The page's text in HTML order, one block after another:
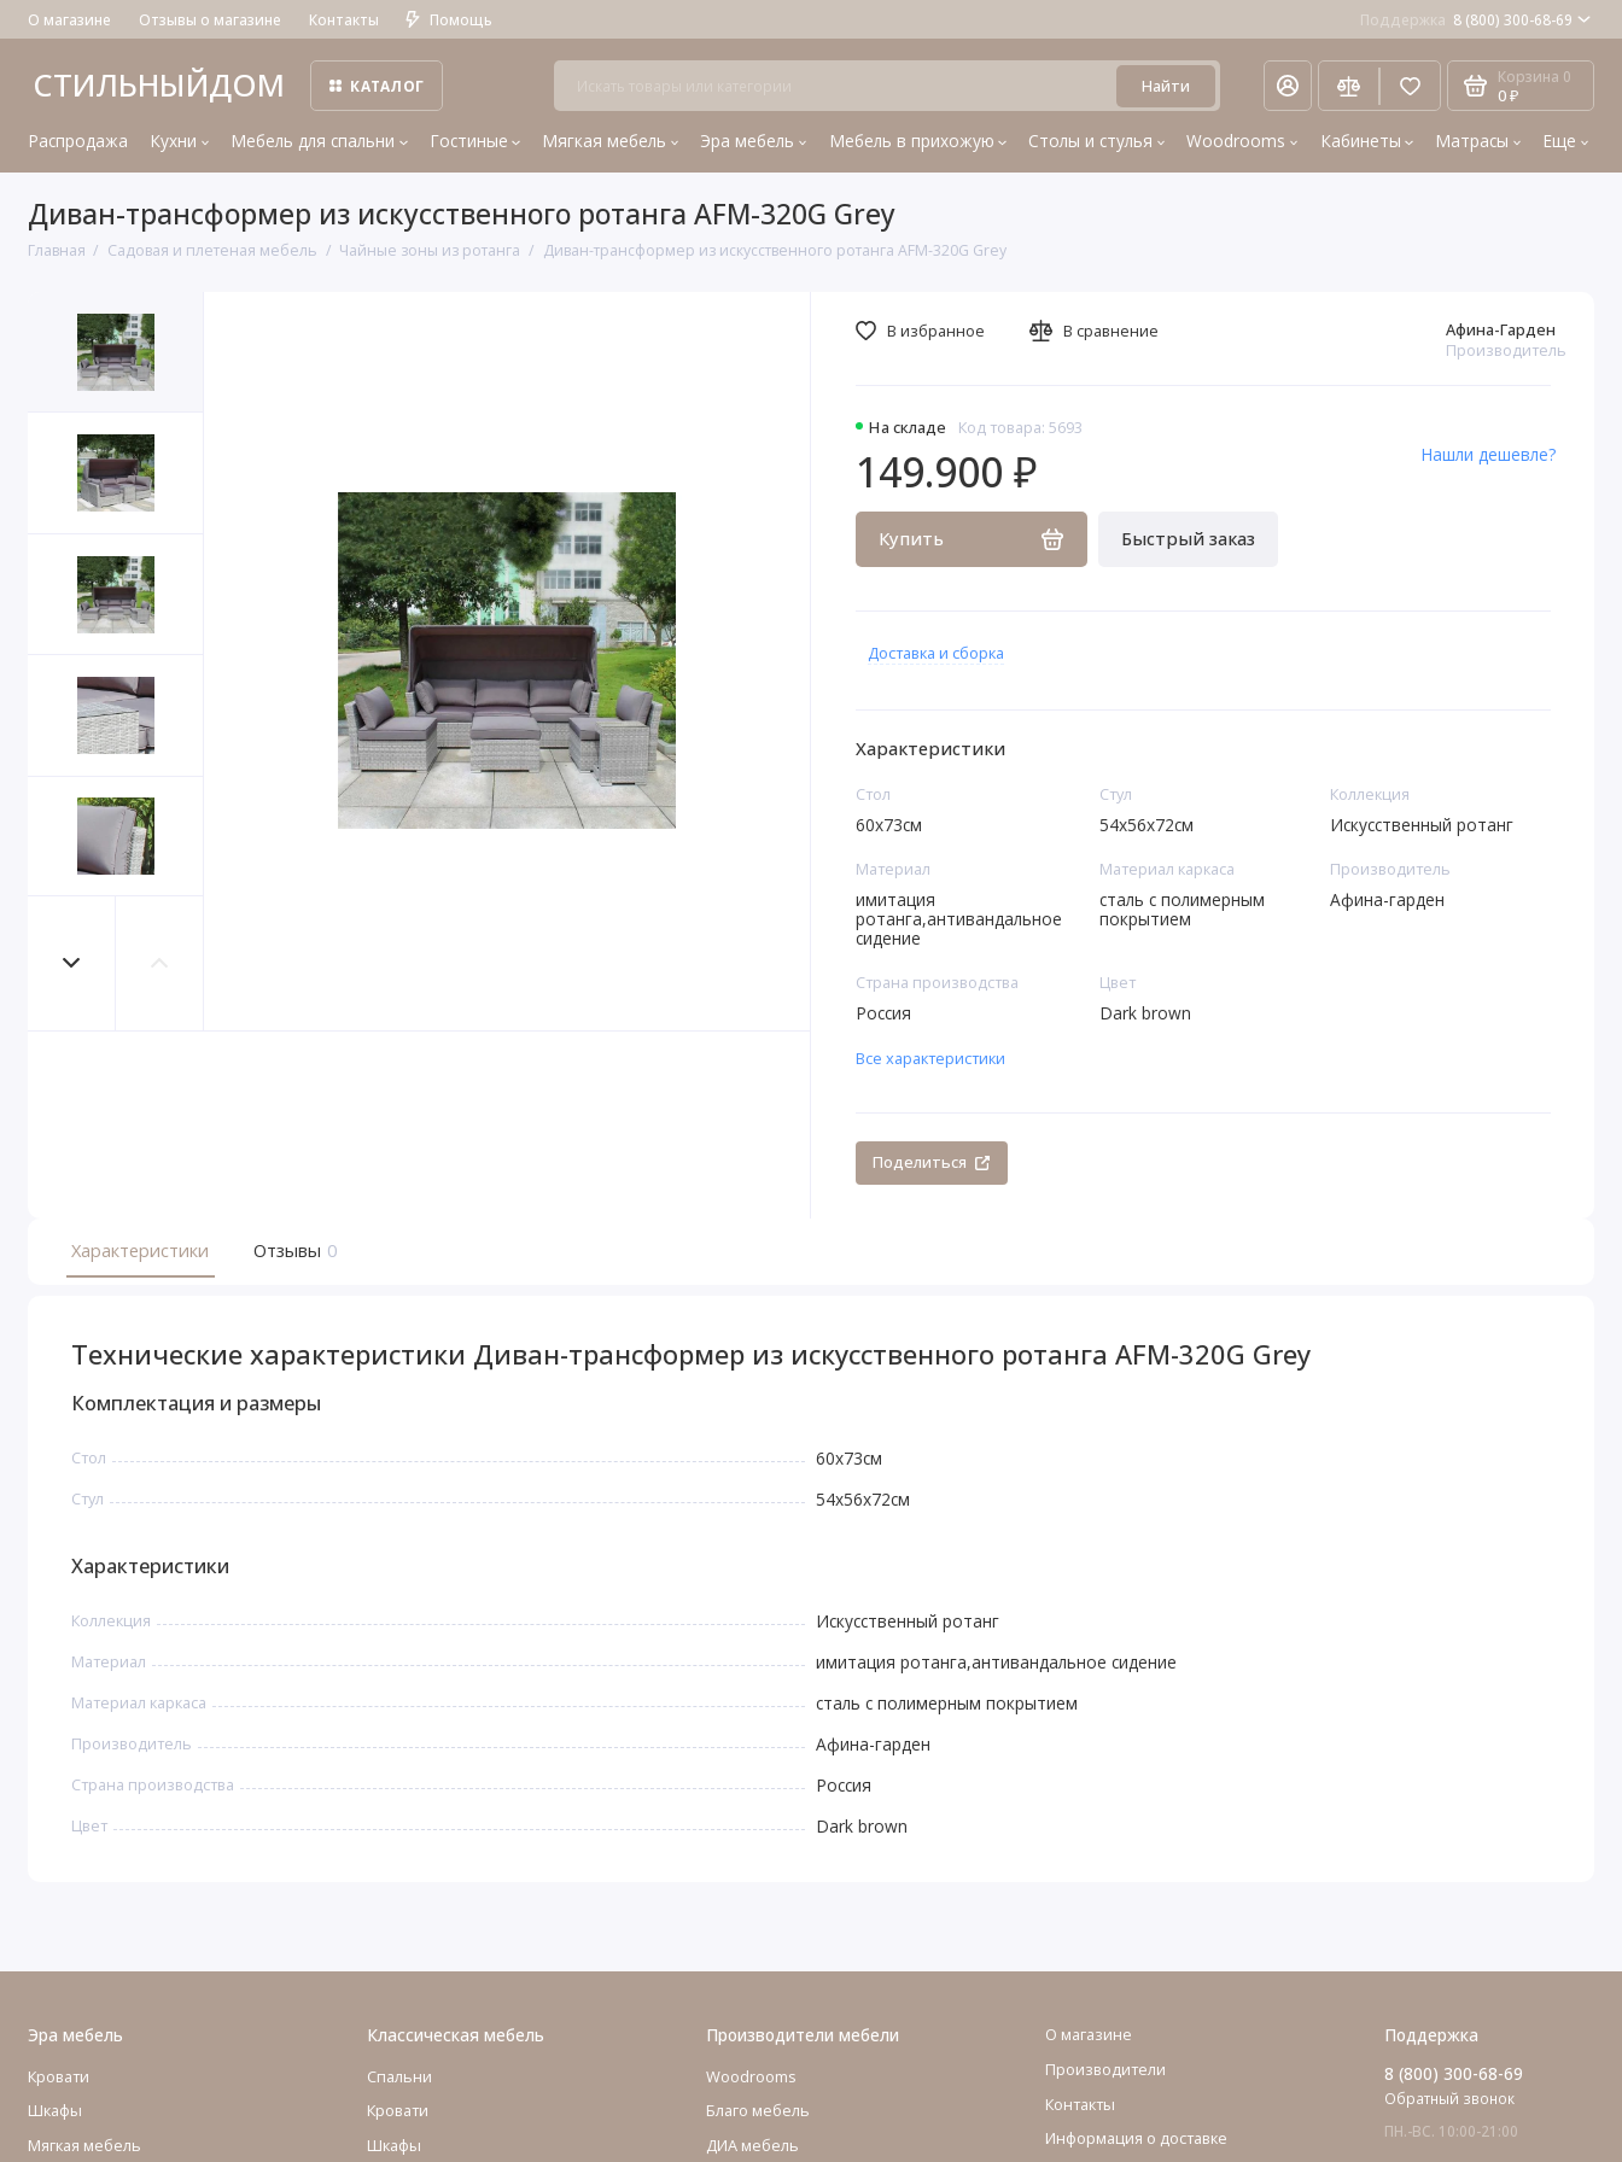
О магазине Отзывы о магазине Контакты Помощь Поддержка 8 (800) 300-68-69
СТИЛЬНЫЙДОМ КАТАЛОГ Найти Корзина 0
0 ₽
Распродажа Кухни Мебель для спальни Гостиные Мягкая мебель Эра мебель Мебель в прихожую Столы и стулья Woodrooms Кабинеты Матрасы Еще
Диван-трансформер из искусственного ротанга AFM-320G Grey
Главная Садовая и плетеная мебель Чайные зоны из ротанга Диван-трансформер из искусственного ротанга AFM-320G Grey
На складе Код товара: 5693
Афина-Гарден
Производитель
149.900 ₽
Купить Быстрый заказ
Нашли дешевле?
В избранное В сравнение
Доставка и сборка
Характеристики
Стoл
60x73см
Стул
54х56x72см
Коллекция
Искусственный ротанг
Материал
имитация
ротанга,антивандальное
сидение
Материал каркаса
сталь с полимерным
покрытием
Производитель
Афина-гарден
Страна производства
Россия
Цвет
Dark brown
Все характеристики
Поделиться
Характеристики Отзывы 0
Технические характеристики Диван-трансформер из искусственного ротанга AFM-320G Grey
Комплектация и размеры
Стoл 60x73см
Стул 54х56x72см
Характеристики
Коллекция Искусственный ротанг
Материал имитация ротанга,антивандальное сидение
Материал каркаса сталь с полимерным покрытием
Производитель Афина-гарден
Страна производства Россия
Цвет Dark brown
Эра мебель
Кровати
Шкафы
Мягкая мебель
Классическая мебель
Спальни
Кровати
Шкафы
Производители мебели
Woodrooms
Благо мебель
ДИА мебель
О магазине
Производители
Контакты
Информация о доставке
Поддержка
8 (800) 300-68-69
Обратный звонок
ПН.-ВС. 10:00-21:00